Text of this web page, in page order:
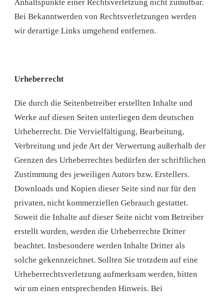
Anhaltspunkte einer Rechtsverletzung nicht zumutbar.
Bei Bekanntwerden von Rechtsverletzungen werden
wir derartige Links umgehend entfernen.
Urheberrecht
Die durch die Seitenbetreiber erstellten Inhalte und
Werke auf diesen Seiten unterliegen dem deutschen
Urheberrecht. Die Vervielfältigung, Bearbeitung,
Verbreitung und jede Art der Verwertung außerhalb der
Grenzen des Urheberrechtes bedürfen der schriftlichen
Zustimmung des jeweiligen Autors bzw. Erstellers.
Downloads und Kopien dieser Seite sind nur für den
privaten, nicht kommerziellen Gebrauch gestattet.
Soweit die Inhalte auf dieser Seite nicht vom Betreiber
erstellt wurden, werden die Urheberrechte Dritter
beachtet. Insbesondere werden Inhalte Dritter als
solche gekennzeichnet. Sollten Sie trotzdem auf eine
Urheberrechtsverletzung aufmerksam werden, bitten
wir um einen entsprechenden Hinweis. Bei